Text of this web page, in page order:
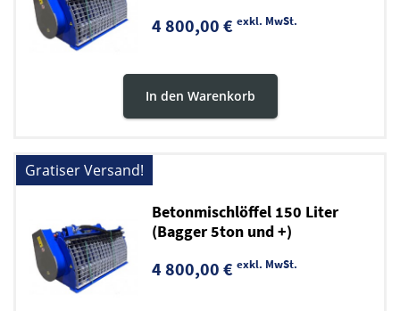
4 800,00 €exkl. MwSt.
In den Warenkorb
Gratiser Versand!
Betonmischlöffel 150 Liter
(Bagger 5ton und +)
4 800,00 €exkl. MwSt.